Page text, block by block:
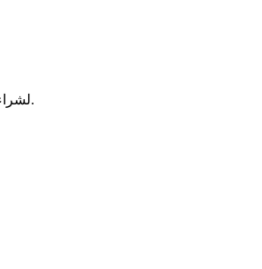
لشراء وبيع العملات المشفرة في أكثر بورصة آمنة.